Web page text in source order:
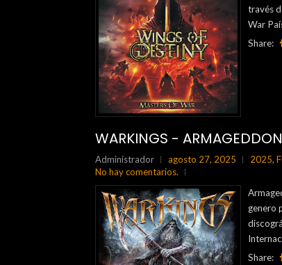
través
War
Share:
WARKINGS -
Administrador agosto 27, 2025 2025,
No hay comentarios.
genero
Share: